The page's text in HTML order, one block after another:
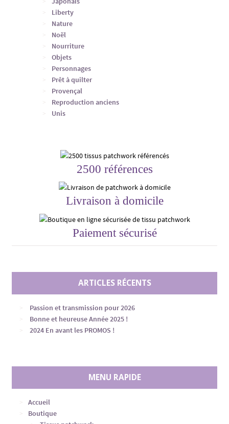
Liberty
Nature
Noël
Nourriture
Objets
Personnages
Prêt à quilter
Provençal
Reproduction anciens
Unis
2500 références
Livraison à domicile
Paiement sécurisé
ARTICLES RÉCENTS
Passion et transmission pour 2026
Bonne et heureuse Année 2025 !
2024 En avant les PROMOS !
MENU RAPIDE
Accueil
Boutique